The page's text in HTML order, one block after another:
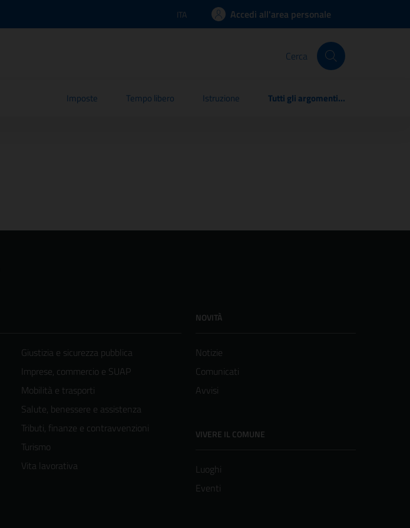
Lingua attiva:
ITA Accedi all'area personale
Cerca
Imposte Tempo libero Istruzione Tutti gli argomenti...
Giustizia e sicurezza pubblica
Imprese, commercio e SUAP
Mobilità e trasporti
Salute, benessere e assistenza
Tributi, finanze e contravvenzioni
Turismo
Vita lavorativa
NOVITÀ
Notizie
Comunicati
Avvisi
VIVERE IL COMUNE
Luoghi
Eventi